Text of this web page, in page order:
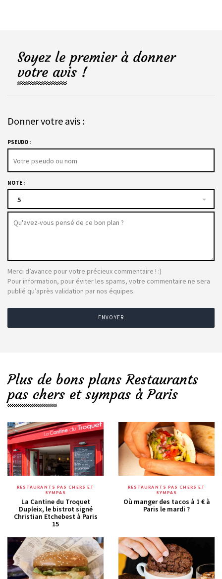
Soyez le premier à donner
votre avis !
Donner votre avis :
PSEUDO :
NOTE :
5
Merci d’avance pour votre précieux commentaire ! :)
Pour information, pour éviter les spams, votre commentaire ne sera
publié qu’après validation par nos équipes.
ENVOYER
Plus de bons plans Restaurants
pas chers et sympas à Paris
RESTAURANTS PAS CHERS ET
SYMPAS
La Cantine du Troquet
Dupleix, le bistrot signé
Christian Etchebest à Paris
15
RESTAURANTS PAS CHERS ET
SYMPAS
Où manger des tacos à 1 € à
Paris le mardi ?